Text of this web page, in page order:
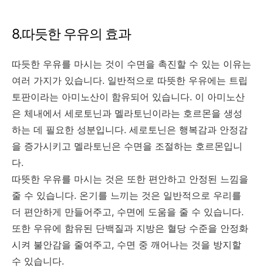
8.따듯한 우유의 효과
따듯한 우유를 마시는 것이 수면을 촉진할 수 있는 이유는
여러 가지가 있습니다. 일반적으로 따뜻한 우유에는 트립
토판이라는 아미노산이 함유되어 있습니다. 이 아미노산
은 체내에서 세로토닌과 멜라토닌이라는 호르몬을 생성
하는 데 필요한 성분입니다. 세로토닌은 행복감과 안정감
을 증가시키고 멜라토닌은 수면을 조절하는 호르몬입니
다.
따뜻한 우유를 마시는 것은 또한 편안하고 안정된 느낌을
줄 수 있습니다. 온기를 느끼는 것은 일반적으로 우리를
더 편안하게 만들어주고, 수면에 도움을 줄 수 있습니다.
또한 우유에 함유된 단백질과 지방은 혈당 수준을 안정화
시켜 불안감을 줄여주고, 수면 중 깨어나는 것을 방지할
수 있습니다.